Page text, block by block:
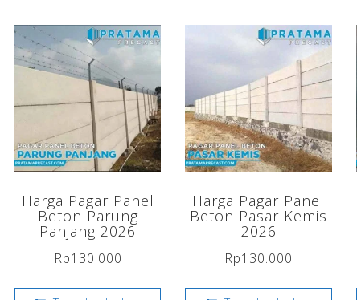
Harga Pagar Panel
Beton Parung
Panjang 2026
Rp130.000
Harga Pagar Panel
Beton Pasar Kemis
2026
Rp130.000